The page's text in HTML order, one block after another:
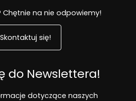
Chętnie na nie odpowiemy!
Skontaktuj się!
do Newslettera!
dotyczące naszych